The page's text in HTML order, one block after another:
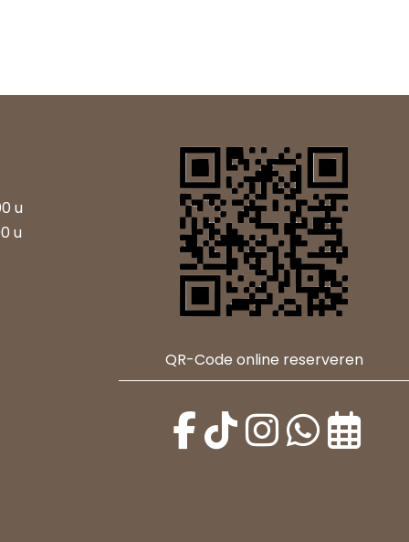
u
u
QR-Code online reserveren